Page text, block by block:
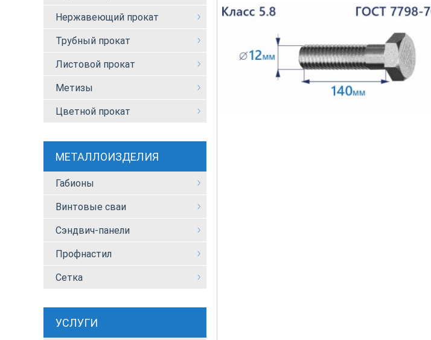
Нержавеющий прокат
Трубный прокат
Листовой прокат
Метизы
Цветной прокат
МЕТАЛЛОИЗДЕЛИЯ
Габионы
Винтовые сваи
Сэндвич-панели
Профнастил
Сетка
УСЛУГИ